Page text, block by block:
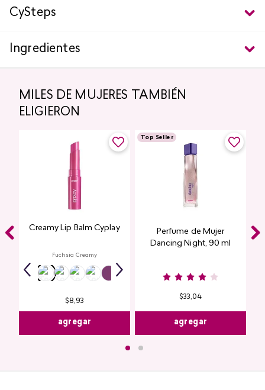
CySteps
Ingredientes
MILES DE MUJERES TAMBIÉN
ELIGIERON
Creamy Lip Balm Cyplay
Fuchsia Creamy
$8,93
agregar
Top Seller
Perfume de Mujer
Dancing Night, 90 ml
$33,04
agregar